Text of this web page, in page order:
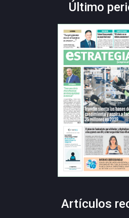
Último
Artículos